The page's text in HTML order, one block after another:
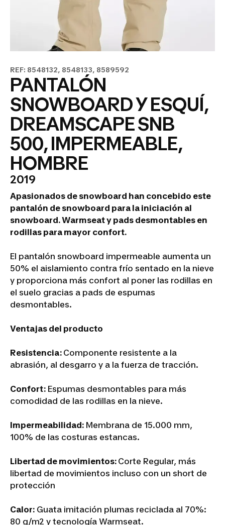
REF: 8548132, 8548133, 8589592
PANTALÓN
SNOWBOARD Y ESQUÍ,
DREAMSCAPE SNB
500, IMPERMEABLE,
HOMBRE
2019
Apasionados de snowboard han concebido este
pantalón de snowboard para la iniciación al
snowboard. Warmseat y pads desmontables en
rodillas para mayor confort.
El pantalón snowboard impermeable aumenta un
50% el aislamiento contra frío sentado en la nieve
y proporciona más confort al poner las rodillas en
el suelo gracias a pads de espumas
desmontables.
Ventajas del producto
Resistencia: Componente resistente a la
abrasión, al desgarro y a la fuerza de tracción.
Confort: Espumas desmontables para más
comodidad de las rodillas en la nieve.
Impermeabilidad: Membrana de 15.000 mm,
100% de las costuras estancas.
Libertad de movimientos: Corte Regular, más
libertad de movimientos incluso con un short de
protección
Calor: Guata imitación plumas reciclada al 70%:
80 g/m2 y tecnología Warmseat.